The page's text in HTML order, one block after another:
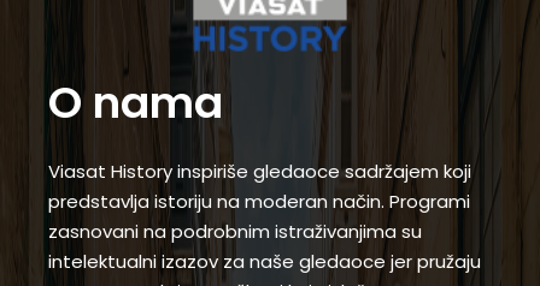
O nama
Viasat History inspiriše gledaoce sadržajem koji
predstavlja istoriju na moderan način. Programi
zasnovani na podrobnim istraživanjima su
intelektualni izazov za naše gledaoce jer pružaju